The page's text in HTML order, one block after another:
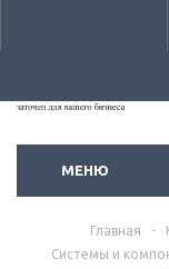
МЕНЮ
Главная -
Системы и